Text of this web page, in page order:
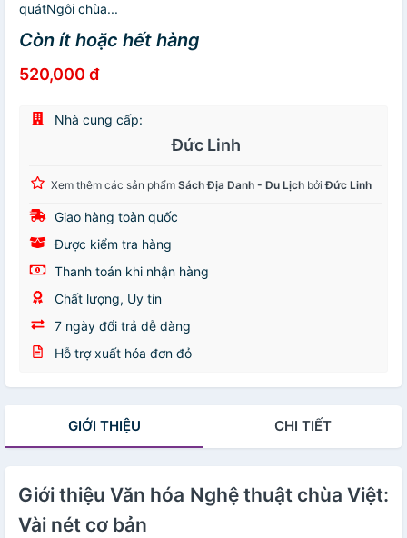
quátNgôi chùa...
Còn ít hoặc hết hàng
520,000 đ
Nhà cung cấp:
Đức Linh
Xem thêm các sản phẩm Sách Địa Danh - Du Lịch bởiĐức Linh
Giao hàng toàn quốc
Được kiểm tra hàng
Thanh toán khi nhận hàng
Chất lượng, Uy tín
7 ngày đổi trả dễ dàng
Hỗ trợ xuất hóa đơn đỏ
GIỚI THIỆU CHI TIẾT
Giới thiệu Văn hóa Nghệ thuật chùa Việt:
Vài nét cơ bản